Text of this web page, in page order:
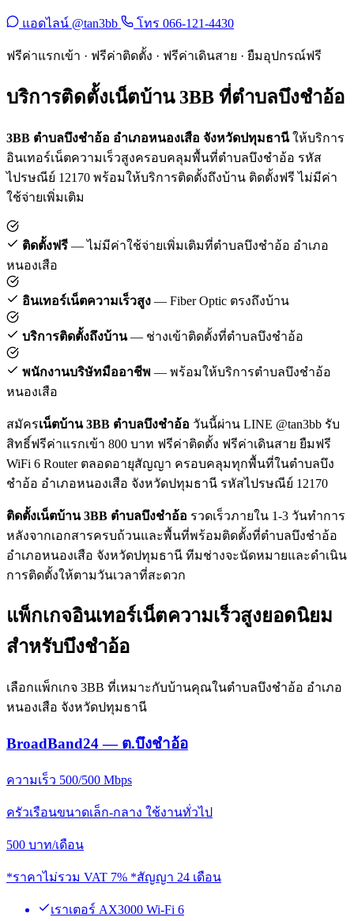
แอดไลน์ @tan3bb โทร 066-121-4430
ฟรีค่าแรกเข้า · ฟรีค่าติดตั้ง · ฟรีค่าเดินสาย · ยืมอุปกรณ์ฟรี
บริการติดตั้งเน็ตบ้าน 3BB ที่ตำบลบึงชำอ้อ
3BB ตำบลบึงชำอ้อ อำเภอหนองเสือ จังหวัดปทุมธานีให้บริการ
อินเทอร์เน็ตความเร็วสูงครอบคลุมพื้นที่ตำบลบึงชำอ้อ รหัส
ไปรษณีย์ 12170 พร้อมให้บริการติดตั้งถึงบ้าน ติดตั้งฟรี ไม่มีค่า
ใช้จ่ายเพิ่มเติม
ติดตั้งฟรี — ไม่มีค่าใช้จ่ายเพิ่มเติมที่ตำบลบึงชำอ้อ อำเภอ
หนองเสือ
อินเทอร์เน็ตความเร็วสูง — Fiber Optic ตรงถึงบ้าน
บริการติดตั้งถึงบ้าน— ช่างเข้าติดตั้งที่ตำบลบึงชำอ้อ
พนักงานบริษัทมืออาชีพ — พร้อมให้บริการตำบลบึงชำอ้อ
หนองเสือ
สมัครเน็ตบ้าน 3BB ตำบลบึงชำอ้อ วันนี้ผ่าน LINE @tan3bb รับ
สิทธิ์ฟรีค่าแรกเข้า 800 บาท ฟรีค่าติดตั้ง ฟรีค่าเดินสาย ยืมฟรี
WiFi 6 Router ตลอดอายุสัญญา ครอบคลุมทุกพื้นที่ในตำบลบึง
ชำอ้อ อำเภอหนองเสือ จังหวัดปทุมธานี รหัสไปรษณีย์ 12170
ติดตั้งเน็ตบ้าน 3BB ตำบลบึงชำอ้อ รวดเร็วภายใน 1-3 วันทำการ
หลังจากเอกสารครบถ้วนและพื้นที่พร้อมติดตั้งที่ตำบลบึงชำอ้อ
อำเภอหนองเสือ จังหวัดปทุมธานี ทีมช่างจะนัดหมายและดำเนิน
การติดตั้งให้ตามวันเวลาที่สะดวก
แพ็กเกจอินเทอร์เน็ตความเร็วสูงยอดนิยม
สำหรับบึงชำอ้อ
เลือกแพ็กเกจ 3BB ที่เหมาะกับบ้านคุณในตำบลบึงชำอ้อ อำเภอ
หนองเสือ จังหวัดปทุมธานี
BroadBand24 — ต.บึงชำอ้อ
ความเร็ว 500/500 Mbps
ครัวเรือนขนาดเล็ก-กลาง ใช้งานทั่วไป
500 บาท/เดือน
*ราคาไม่รวม VAT 7% *สัญญา 24 เดือน
เราเตอร์ AX3000 Wi-Fi 6